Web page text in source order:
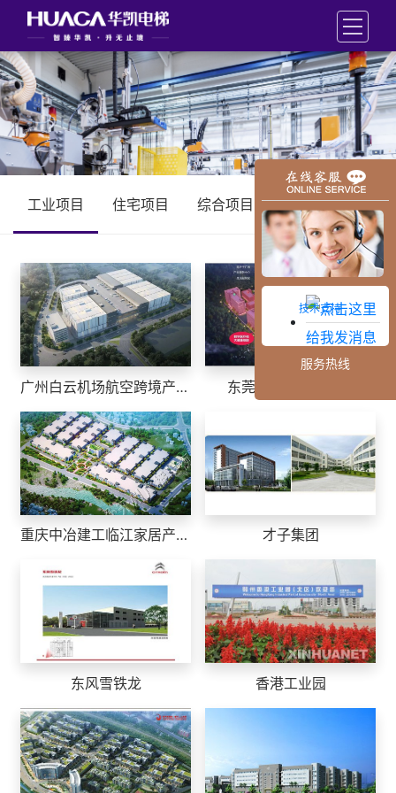
工业项目 住宅项目 综合项目
广州白云机场航空跨境产业园 东莞硅谷动力产业园
重庆中冶建工临江家居产业园 才子集团
东风雪铁龙 香港工业园
技术支持
服务热线